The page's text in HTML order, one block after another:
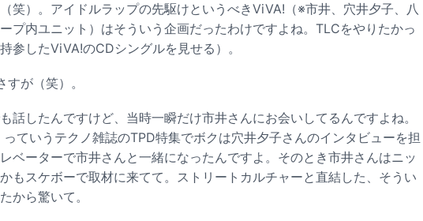
笑）。アイドルラップの先駆けというべきViVA!（※市井、穴井夕子、八
プ内ユニット）はそういう企画だったわけですよね。TLCをやりたかっ
参したViVA!のCDシングルを見せる）。
が（笑）。
話したんですけど、当時一瞬だけ市井さんにお会いしてるんですよね。
っていうテクノ雑誌のTPD特集でボクは穴井夕子さんのインタビューを担
ベーターで市井さんと一緒になったんですよ。そのとき市井さんはニッ
もスケボーで取材に来てて。ストリートカルチャーと直結した、そうい
から驚いて。